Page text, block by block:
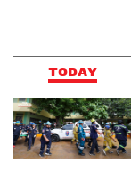
TODAY